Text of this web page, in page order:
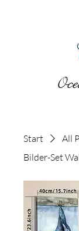
Start
All
Bilder-Set